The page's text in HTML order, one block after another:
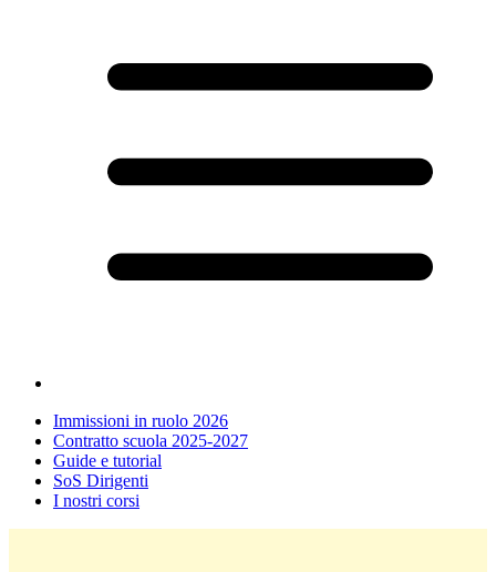
Immissioni in ruolo 2026
Contratto scuola 2025-2027
Guide e tutorial
SoS Dirigenti
I nostri corsi